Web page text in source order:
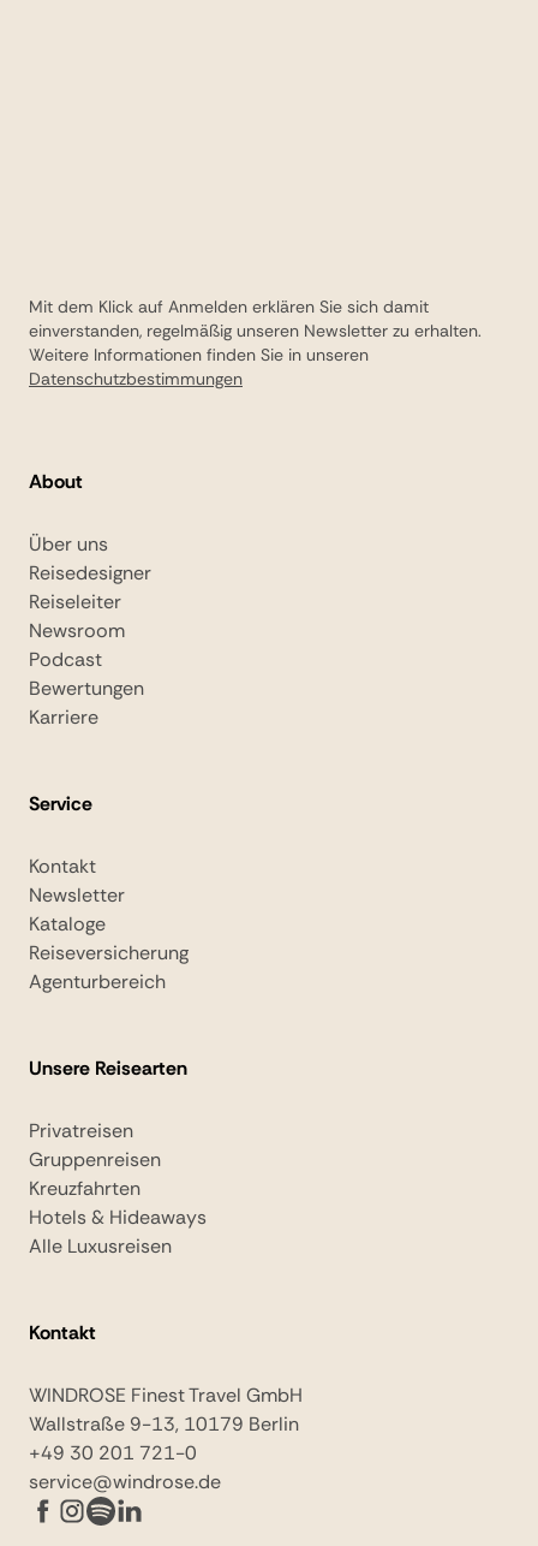
Mit dem Klick auf Anmelden erklären Sie sich damit
einverstanden, regelmäßig unseren Newsletter zu erhalten.
Weitere Informationen finden Sie in unseren
Datenschutzbestimmungen
About
Über uns
Reisedesigner
Reiseleiter
Newsroom
Podcast
Bewertungen
Karriere
Service
Kontakt
Newsletter
Kataloge
Reiseversicherung
Agenturbereich
Unsere Reisearten
Privatreisen
Gruppenreisen
Kreuzfahrten
Hotels & Hideaways
Alle Luxusreisen
Kontakt
WINDROSE Finest Travel GmbH
Wallstraße 9-13, 10179 Berlin
+49 30 201 721-0
service@windrose.de